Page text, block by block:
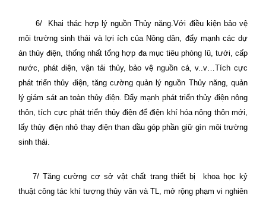
6/
Khai thác hợp lý nguồn Thủy năng.Với điều kiện bảo vệ
môi trường sinh thái và lợi ích của Nông dân, đẩy mạnh các dự
án thủy điện, thống nhất tổng hợp đa mục tiêu phòng lũ, tưới, cấp
nước, phát điện, vận tải thủy, bảo vệ nguồn cá, v..v…Tích cực
phát triển thủy điện, tăng cường quản lý nguồn Thủy năng, quản
lý giám sát an toàn thủy điện. Đẩy mạnh phát triển thủy điện nông
thôn, tích cực phát triển thủy điện để điện khí hóa nông thôn mới,
lấy thủy điện nhỏ thay điện than dầu góp phần giữ gìn môi trường
sinh thái.
7/ Tăng cường cơ sở vật chất trang thiết bị
khoa học kỷ
thuật công tác khí tượng thủy văn và TL, mở rộng phạm vi nghiên